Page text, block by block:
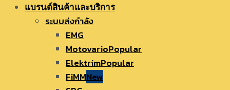
แบรนด์สินค้าและบริการ
ระบบส่งกำลัง
EMG
Motovario
Elektrim
FiMM